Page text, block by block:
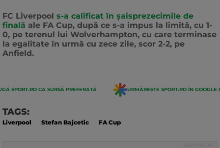
FC Liverpool s-a calificat în şaisprezecimile de
finală ale FA Cup, după ce s-a impus la limită, cu 1-
0, pe terenul lui Wolverhampton, cu care terminase
la egalitate în urmă cu zece zile, scor 2-2, pe
Anfield.
SPORT.RO CA SURSĂ PREFERATĂ URMĂREȘTE SPORT.RO ÎN GOOGLE
TAGS:
Liverpool Stefan Bajcetic FA Cup